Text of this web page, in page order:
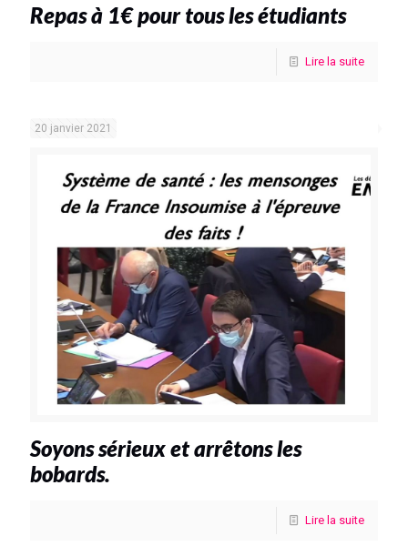
Repas à 1€ pour tous les étudiants
Lire la suite
20 janvier 2021
Soyons sérieux et arrêtons les
bobards.
Lire la suite